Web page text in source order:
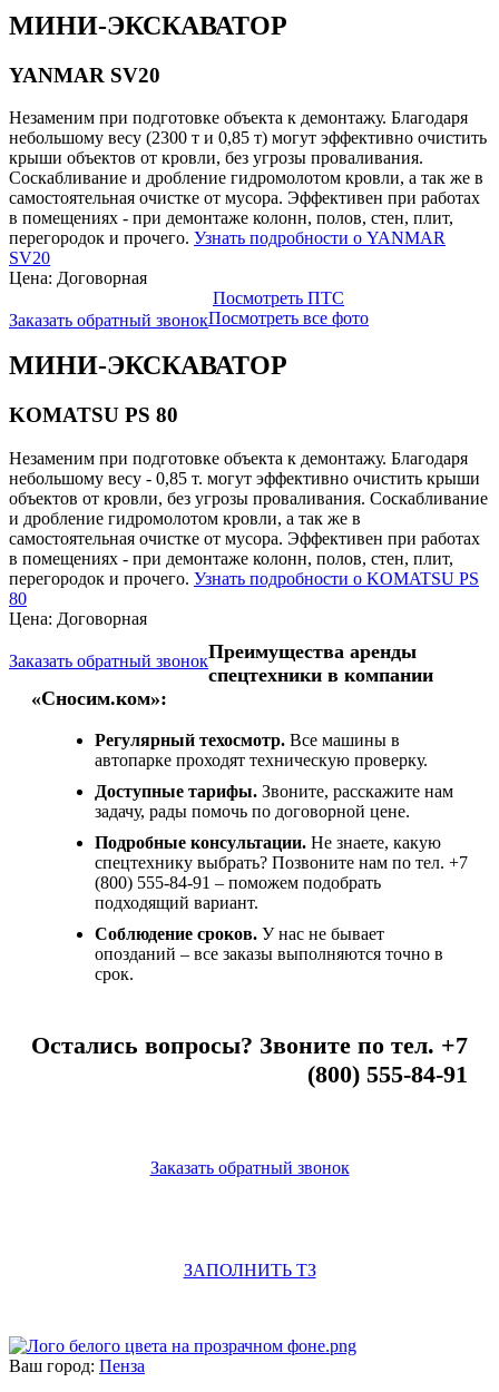
МИНИ-ЭКСКАВАТОР
YANMAR SV20
Незаменим при подготовке объекта к демонтажу. Благодаря
небольшому весу (2300 т и 0,85 т) могут эффективно очистить
крыши объектов от кровли, без угрозы проваливания.
Соскабливание и дробление гидромолотом кровли, а так же в
самостоятельная очистке от мусора. Эффективен при работах
в помещениях - при демонтаже колонн, полов, стен, плит,
перегородок и прочего. Узнать подробности о YANMAR
SV20
Цена: Договорная
Заказать обратный звонок
Посмотреть ПТС
Посмотреть все фото
МИНИ-ЭКСКАВАТОР
KOMATSU PS 80
Незаменим при подготовке объекта к демонтажу. Благодаря
небольшому весу - 0,85 т. могут эффективно очистить крыши
объектов от кровли, без угрозы проваливания. Соскабливание
и дробление гидромолотом кровли, а так же в
самостоятельная очистке от мусора. Эффективен при работах
в помещениях - при демонтаже колонн, полов, стен, плит,
перегородок и прочего. Узнать подробности о KOMATSU PS
80
Цена: Договорная
Заказать обратный звонокПреимущества аренды
спецтехники в компании
«Сносим.ком»:
Регулярный техосмотр. Все машины в
автопарке проходят техническую проверку.
Доступные тарифы. Звоните, расскажите нам
задачу, рады помочь по договорной цене.
Подробные консультации. Не знаете, какую
спецтехнику выбрать? Позвоните нам по тел. +7
(800) 555-84-91 – поможем подобрать
подходящий вариант.
Соблюдение сроков. У нас не бывает
опозданий – все заказы выполняются точно в
срок.
Остались вопросы? Звоните по тел. +7
(800) 555-84-91
Заказать обратный звонок
ЗАПОЛНИТЬ ТЗ
Ваш город: Пенза